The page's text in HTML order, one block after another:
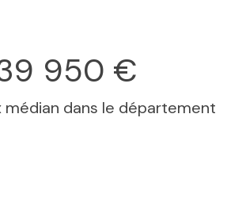
950 €
médian dans le département